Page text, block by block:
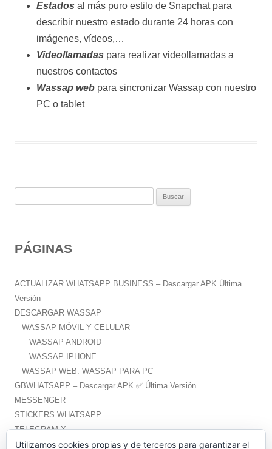
Estados al más puro estilo de Snapchat para
describir nuestro estado durante 24 horas con
imágenes, vídeos,…
Videollamadas para realizar videollamadas a
nuestros contactos
Wassap web para sincronizar Wassap con nuestro
PC o tablet
a
:
PÁGINAS
ACTUALIZAR WHATSAPP BUSINESS – Descargar APK Última
Versión
DESCARGAR WASSAP
WASSAP MÓVIL Y CELULAR
WASSAP ANDROID
WASSAP IPHONE
WASSAP WEB. WASSAP PARA PC
GBWHATSAPP – Descargar APK ✅️ Última Versión
MESSENGER
STICKERS WHATSAPP
TELEGRAM X
WHATSAPP PLUS – Descargar APK ✅️ Última Versión
Utilizamos cookies propias y de terceros para garantizar el